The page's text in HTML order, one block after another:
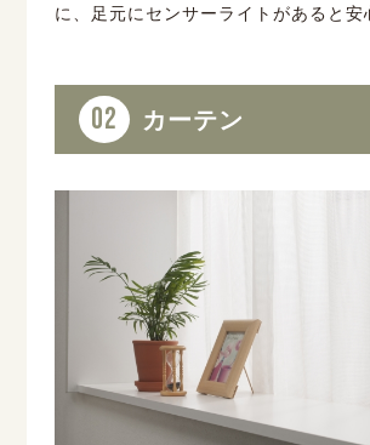
に、足元にセンサーライトがあると安
02 カーテン